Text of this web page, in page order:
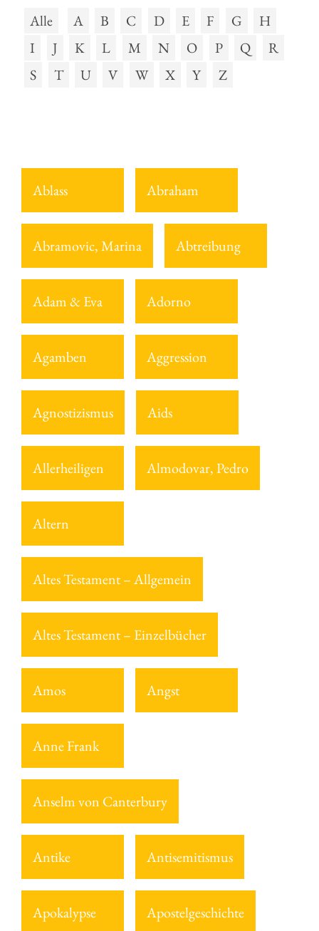
Alle A B C D E F G
H
I
J K L M N O P Q
R
S
T U V W X Y Z
Ablass Abraham
Abramovic, Marina Abtreibung
Adam & Eva Adorno
Agamben Aggression
Agnostizismus Aids
Allerheiligen Almodovar, Pedro
Altern
Altes Testament – Allgemein
Altes Testament – Einzelbücher
Amos Angst
Anne Frank
Anselm von Canterbury
Antike Antisemitismus
Apokalypse Apostelgeschichte